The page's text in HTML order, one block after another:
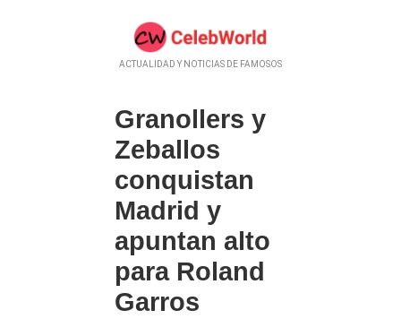
ACTUALIDAD Y NOTICIAS DE FAMOSOS
Granollers y
Zeballos
conquistan
Madrid y
apuntan alto
para Roland
Garros